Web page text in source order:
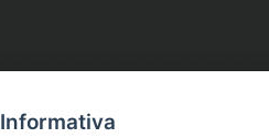
Informativa